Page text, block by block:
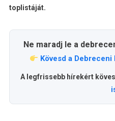
toplistáját.
Ne maradj le a
Kövesd a Debreceni
A legfrissebb hírekért